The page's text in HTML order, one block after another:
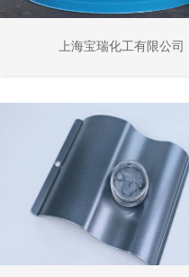
上海宝瑞化工有限公司